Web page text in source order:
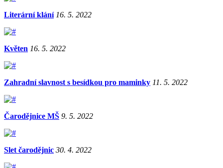
Literární klání 16. 5. 2022
Květen 16. 5. 2022
Zahradní slavnost s besídkou pro maminky 11. 5. 2022
Čarodějnice MŠ 9. 5. 2022
Slet čarodějnic 30. 4. 2022